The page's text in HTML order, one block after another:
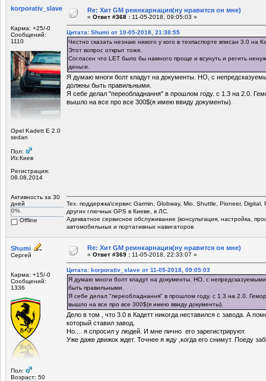
korporativ_slave
Карма: +25/-0
Сообщений:
1110
Opel Kadett E 2.0
sedan
Пол:
Из:Киев
Регистрация:
08.08.2014
Активность за 30
дней
0%
Offline
Re: Хит GM реинкарнация(ну нравится он мне)
« Ответ #368 : 11-05-2018, 09:05:03 »
Цитата: Shumi от 10-05-2018, 21:38:55
Честно сказать незнаю никого у кого в техпаспорте вписан 3.0 на
Этот вопрос открыт тоже.
Согласен что LET было бы намного проще и всунуть и регить
деньги.
Я думаю многи болт кладут на документы. НО, с
должны быть правильными.
Я себе делал "переобладнання" в прошлом году. с 1.3 на 2.0.
вышло на все про все 300$(я имею ввиду документы).
Тех. поддержка\сервис Garmin, Globway, Mio, Shuttle, Pioneer,
других глючных GPS в Киеве, в ЛС.
Адекватное сервисное обслуживание (консультация, настройка,
автомобильных и портативных навигаторов
Shumi
Сергей
Карма: +15/-0
Сообщений:
1336
Пол:
Возраст: 50
Re: Хит GM реинкарнация(ну нравится он мне)
« Ответ #369 : 11-05-2018, 22:33:07 »
Цитата: korporativ_slave от 11-05-2018, 09:05:03
Я думаю многи болт кладут на документы. НО, с
быть правильными.
Я себе делал "переобладнання" в прошлом году. с 1.3 на 2.0.
вышло на все про все 300$(я имею ввиду документы).
Дело в том , что 3.0 в Кадетт никогда неставился с завода. А
который ставил завод.
Но.... я спросил у людей. И мне лично его зарегистрируют.
Уже даже движок ждет. Точнее я жду ,когда его снимут. Поеду